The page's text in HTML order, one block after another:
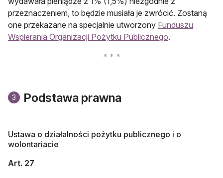
przeznaczeniem, to będzie musiała je zwrócić. Zostaną
one przekazane na specjalnie utworzony Funduszu
Wspierania Organizacji Pożytku Publicznego.
3 Podstawa prawna
Ustawa o działalności pożytku publicznego i o
wolontariacie
Art. 27